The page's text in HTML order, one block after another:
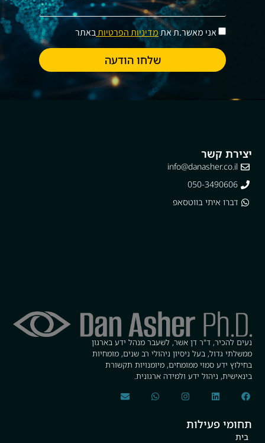
אני מאשר.ת אתמדיניות הפרטיותבאתר
שלחו הודעה
נעים להכיר, ד"ר דן אשר, לשעבר מנהל ידע בארגון
ממשלתי גדול, בעל ניסיון ניהולי רב שנים, מומחיות
בחילוץ ידע סמוי ממומחים, מיומנויות תקשורת
בינאישית, ניהול ידע ולמידה ארגונית.
תחומי פעילות
בית
יצירת קשר
info@danasher.co.il
050-3490606
דברו איתי בווטסאפ